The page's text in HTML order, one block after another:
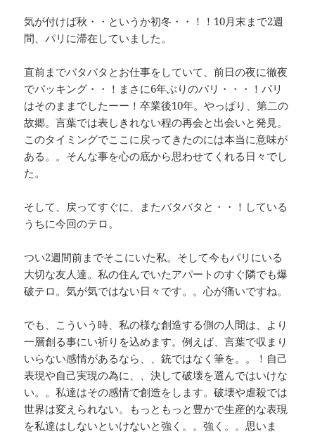
気が付けば秋・・というか初冬・・！！10月末まで2週
間、パリに滞在していました。
直前までバタバタとお仕事をしていて、前日の夜に徹夜
でパッキング・・！まさに6年ぶりのパリ・・・！パリ
はそのままでしたーー！卒業後10年。やっぱり、第二の
故郷。言葉では表しきれない程の再会と出会いと発見。
このタイミングでここに戻ってきたのには本当に意味が
ある。。そんな事を心の底から思わせてくれる日々でし
た。
そして、戻ってすぐに、またバタバタと・・！している
うちに今回のテロ。
つい2週間前までそこにいた私。そして今もパリにいる
大切な友人達。私の住んでいたアパートのすぐ隣でも爆
破テロ。気が気ではない日々です。。心が痛いですね。
でも、こういう時、私の様な創造する側の人間は、より
一層創る事にい祈りを込めます。例えば、言葉で収まり
いらない感情があるなら、、銃ではなく筆を。。！自己
表現や自己実現の為に、、決して破壊を選んではいけな
い。。私達はその感情で創造をします。破壊や虐殺では
世界は変えられない。もっともっと豊かで生産的な表現
を私達はしないといけないと強く。。強く。。思いま